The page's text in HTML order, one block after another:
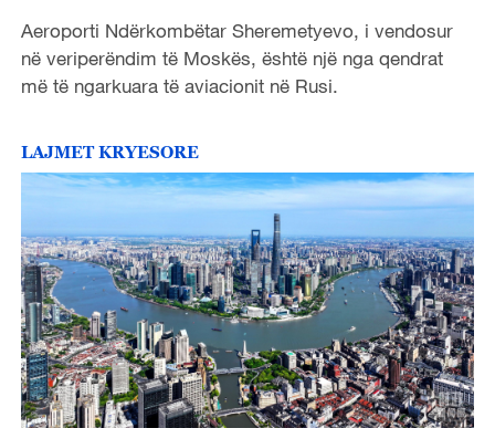
Aeroporti Ndërkombëtar Sheremetyevo, i vendosur
në veriperëndim të Moskës, është një nga qendrat
më të ngarkuara të aviacionit në Rusi.
LAJMET KRYESORE